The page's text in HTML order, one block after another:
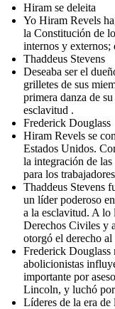
Hiram se deleita
Yo Hiram Revels
la Constitución de
internos y externos;
Thaddeus Stevens
Deseaba ser el
grilletes de sus
primera danza de
esclavitud .
Frederick Douglass
Hiram Revels se
Estados Unidos.
la integración de
para los
Thaddeus Stevens
un líder poderoso
a la esclavitud. A lo
Derechos Civiles y
otorgó el derecho al
Frederick Douglass
abolicionistas
importante por
Lincoln, y luchó por
Líderes de la era de